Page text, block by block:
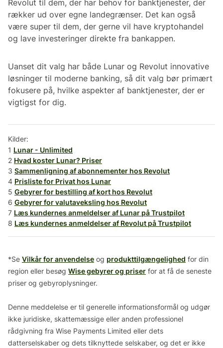
Revolut til dem, der har behov for banktjenester, der
rækker ud over egne landegrænser. Det kan også
være super til dem, der gerne vil have kryptohandel
og lave investeringer direkte fra bankappen.
Uanset dit valg har både Lunar og Revolut innovative
løsninger til moderne banking, så dit valg bør primært
fokusere på, hvilke aspekter af banktjenester, der er
vigtigst for dig.
Kilder:
1 Lunar - Unlimited
2 Hvad koster Lunar? Priser
3 Sammenligning af abonnementer hos Revolut
4 Prisliste for Privat hos Lunar
5 Gebyrer for bestilling af kort hos Revolut
6 Gebyrer for valutaveksling hos Revolut
7 Læs kundernes anmeldelser af Lunar på Trustpilot
8 Læs kundernes anmeldelser af Revolut på Trustpilot
*Se Vilkår for anvendelse og produkttilgængelighed for din
region eller besøg Wise gebyrer og priser for at få de seneste
priser og gebyroplysninger.
Denne meddelelse er til generelle informationsformål og udgør
ikke juridiske, skattemæssige eller anden professionel
rådgivning fra Wise Payments Limited eller dets
datterselskaber og dets tilknyttede selskaber, og det er ikke